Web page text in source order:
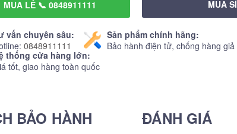
MUA LẺ 📞 0848911111 MUA SỈ
vấn chuyên sâu:
0848911111
Sản phẩm chính hãng:
Bảo hành điện tử, chống hàng giả
thống cửa hàng lớn:
tốt, giao hàng toàn quốc
BẢO HÀNH ĐÁNH GIÁ